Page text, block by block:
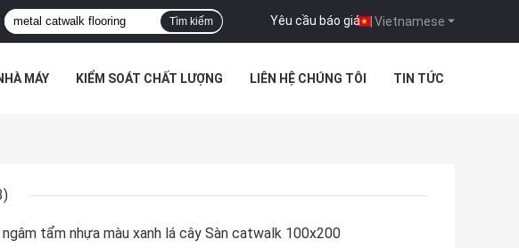
Vietnamese
Yêu cầu báo giá |
Tìm kiếm
MÁY KIỂM SOÁT CHẤT LƯỢNG LIÊN HỆ CHÚNG TÔI TIN TỨC
tẩm nhựa màu xanh lá cây Sàn catwalk 100x200